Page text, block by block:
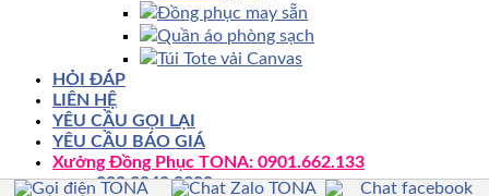
Đồng phục may sẵn
Quần áo phòng sạch
Túi Tote vải Canvas
HỎI ĐÁP
LIÊN HỆ
YÊU CẦU GỌI LẠI
YÊU CẦU BÁO GIÁ
Xưởng Đồng Phục TONA: 0901.662.133
028.3848.9390